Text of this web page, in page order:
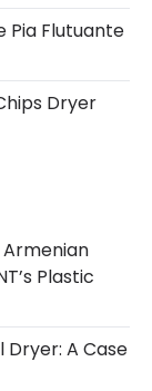
Pia Flutuante
Dryer
Armenian
Plastic
A Case